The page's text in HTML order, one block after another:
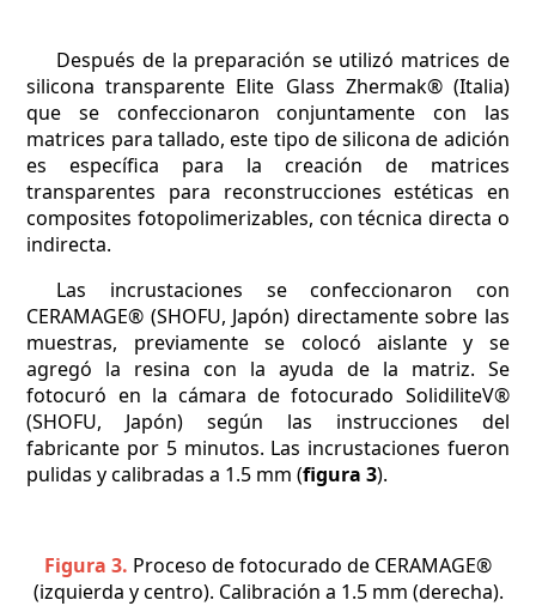
Después de la preparación se utilizó matrices de
silicona transparente Elite Glass Zhermak® (Italia)
que se confeccionaron conjuntamente con las
matrices para tallado, este tipo de silicona de adición
es específica para la creación de matrices
transparentes para reconstrucciones estéticas en
composites fotopolimerizables, con técnica directa o
indirecta.
Las incrustaciones se confeccionaron con
CERAMAGE® (SHOFU, Japón) directamente sobre las
muestras, previamente se colocó aislante y se
agregó la resina con la ayuda de la matriz. Se
fotocuró en la cámara de fotocurado SolidiliteV®
(SHOFU, Japón) según las instrucciones del
fabricante por 5 minutos. Las incrustaciones fueron
pulidas y calibradas a 1.5 mm (figura 3).
Figura 3. Proceso de fotocurado de CERAMAGE®
(izquierda y centro). Calibración a 1.5 mm (derecha).